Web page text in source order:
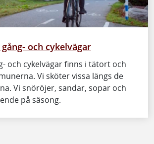
och cykelvägar
och cykelvägar finns i tätort och
Vi sköter vissa längs de
Vi snöröjer, sandar, sopar och
på säsong.